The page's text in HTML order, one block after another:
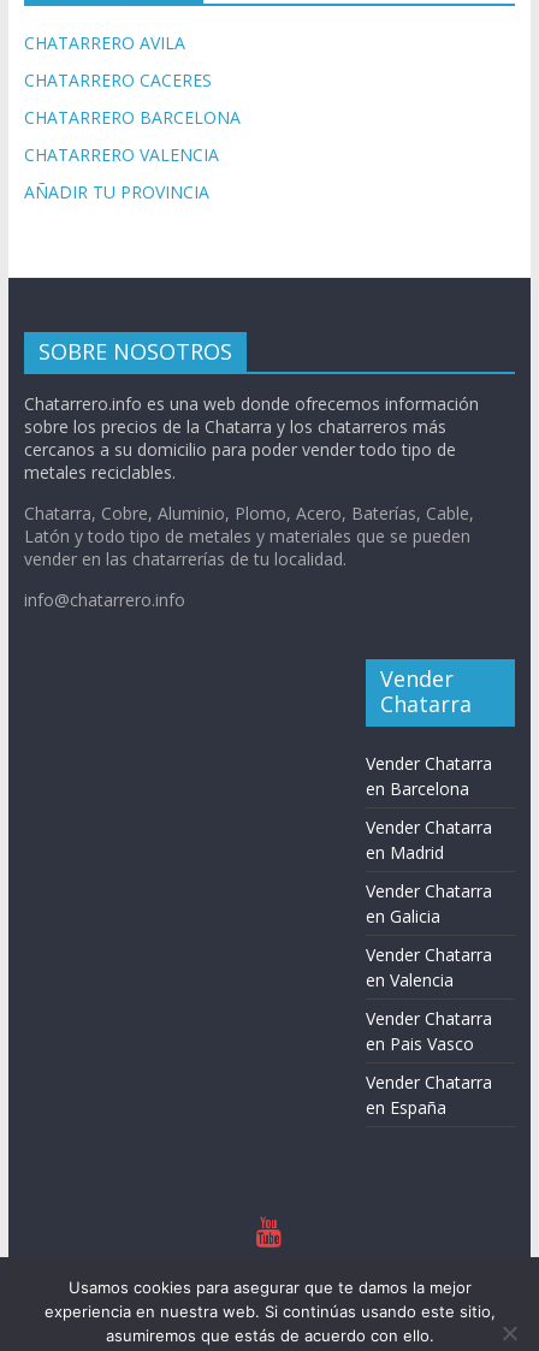
CHATARRERO AVILA
CHATARRERO CACERES
CHATARRERO BARCELONA
CHATARRERO VALENCIA
AÑADIR TU PROVINCIA
SOBRE NOSOTROS
Chatarrero.info es una web donde ofrecemos información
sobre los precios de la Chatarra y los chatarreros más
cercanos a su domicilio para poder vender todo tipo de
metales reciclables.
Chatarra, Cobre, Aluminio, Plomo, Acero, Baterías, Cable,
Latón y todo tipo de metales y materiales que se pueden
vender en las chatarrerías de tu localidad.
info@chatarrero.info
Vender
Chatarra
Vender Chatarra
en Barcelona
Vender Chatarra
en Madrid
Vender Chatarra
en Galicia
Vender Chatarra
en Valencia
Vender Chatarra
en Pais Vasco
Vender Chatarra
en España
derechos reservados.
Tema:ColorMagpor ThemeGrill. Funciona conWordPress
Usamos cookies para asegurar que te damos la mejor
experiencia en nuestra web. Si continúas usando este sitio,
asumiremos que estás de acuerdo con ello.